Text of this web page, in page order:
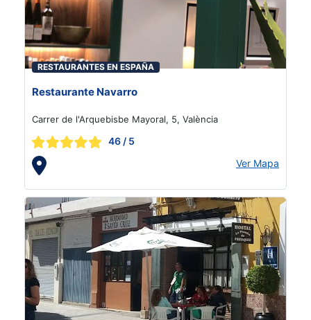
RESTAURANTES EN ESPAÑA
Restaurante Navarro
Carrer de l'Arquebisbe Mayoral, 5, València
46 / 5
Ver Mapa